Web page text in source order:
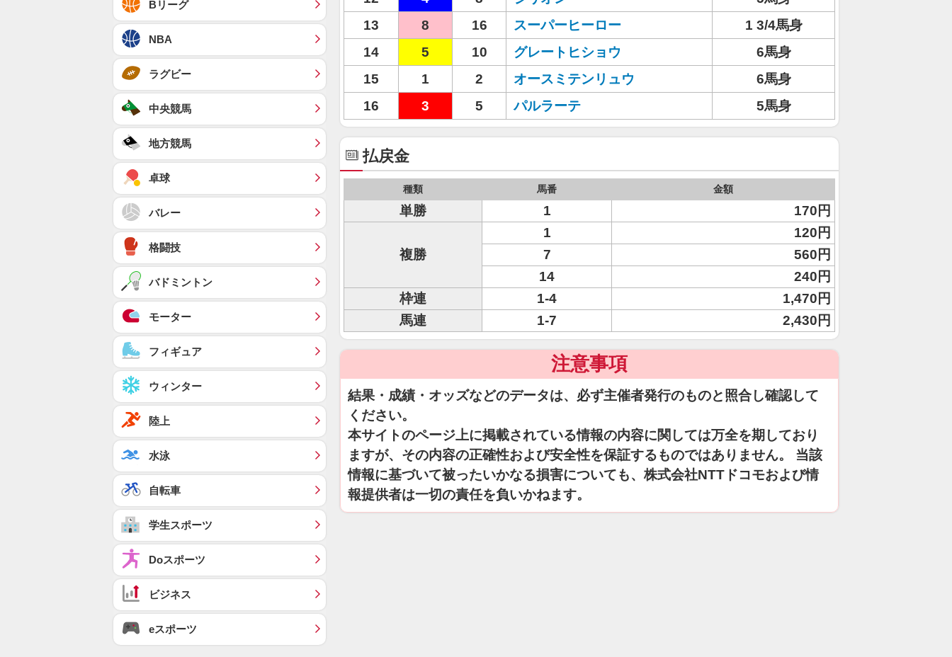
13
8 16 スーパーヒーロー
1 3/4馬身
14
5 10 グレートヒショウ
6馬身
15
1 2 オースミテンリュウ
6馬身
16
3 5 パルラーテ 5馬身
払戻金
種類 馬番 金額
単勝 1 170円
複勝
1
120円
7
560円
14
240円
枠連
1-4
1,470円
馬連
1-7 2,430円
注意事項
結果・成績・オッズなどのデータは、必ず主催者発行のものと照合し確認して
ください。
本サイトのページ上に掲載されている情報の内容に関しては万全を期しており
ますが、その内容の正確性および安全性を保証するものではありません。 当該
情報に基づいて被ったいかなる損害についても、株式会社NTTドコモおよび情
報提供者は一切の責任を負いかねます。
Bリーグ
NBA
ラグビー
中央競馬
地方競馬
卓球
バレー
格闘技
バドミントン
モーター
フィギュア
ウィンター
陸上
水泳
自転車
学生スポーツ
Doスポーツ
ビジネス
eスポーツ